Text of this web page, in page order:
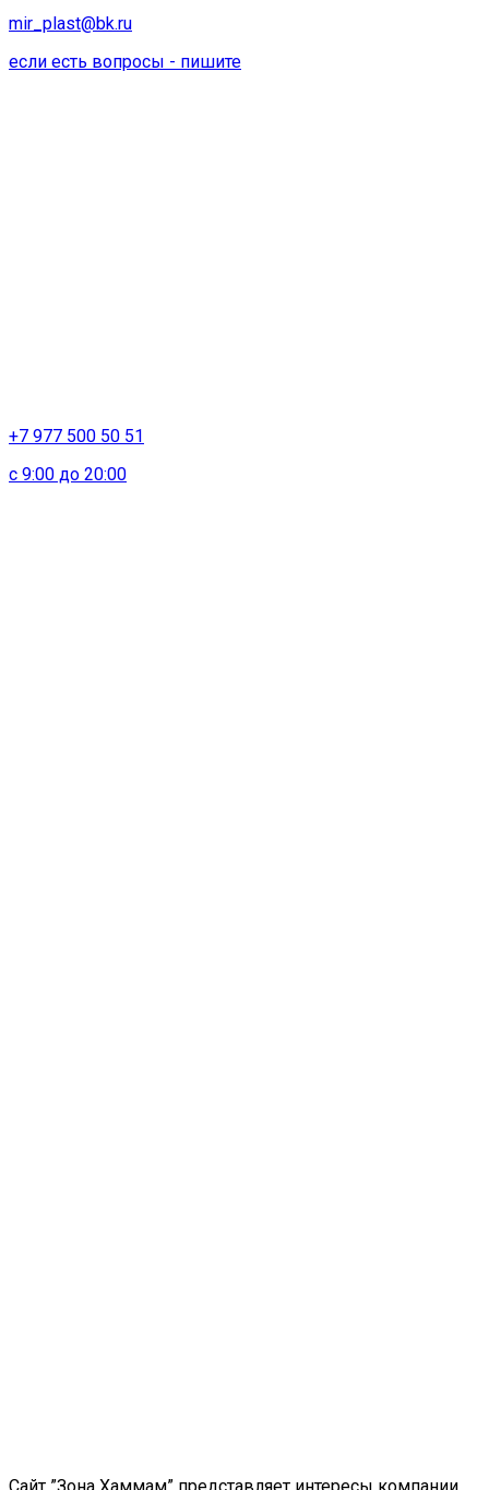
mir_plast@bk.ru
если есть вопросы - пишите
+7 977 500 50 51
с 9:00 до 20:00
Сайт ”Зона Хаммам” представляет интересы компании